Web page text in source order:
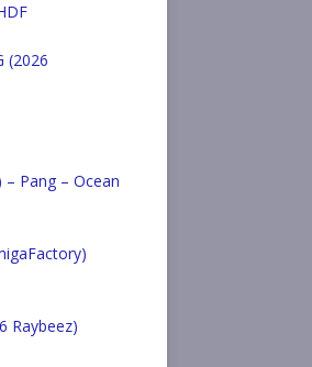
(2026
Pang – Ocean
Raybeez)